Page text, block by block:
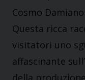
Cosmo
Questa ricca
visitatori uno
affascinante
della